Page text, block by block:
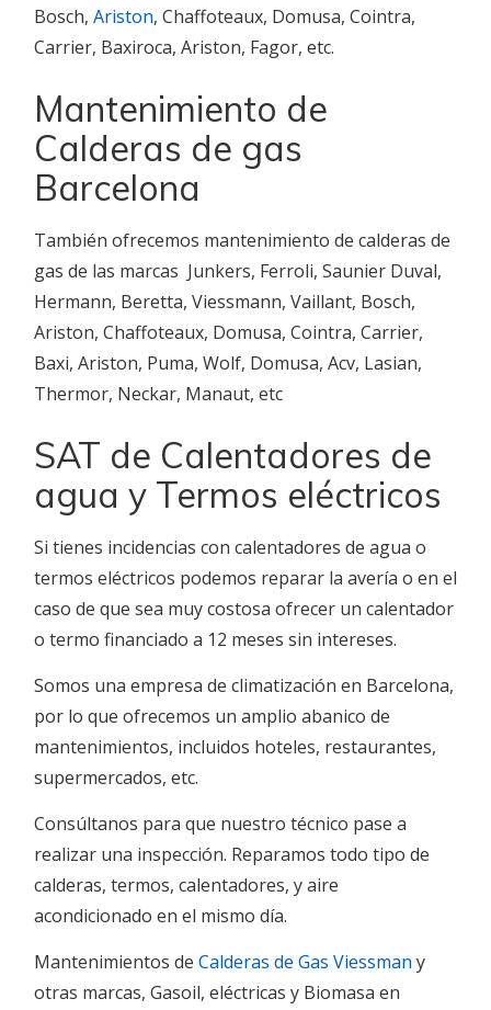
Bosch, Ariston, Chaffoteaux, Domusa, Cointra,
Carrier, Baxiroca, Ariston, Fagor, etc.
Mantenimiento de
Calderas de gas
Barcelona
También ofrecemos mantenimiento de calderas de
gas de las marcas Junkers, Ferroli, Saunier Duval,
Hermann, Beretta, Viessmann, Vaillant, Bosch,
Ariston, Chaffoteaux, Domusa, Cointra, Carrier,
Baxi, Ariston, Puma, Wolf, Domusa, Acv, Lasian,
Thermor, Neckar, Manaut, etc
SAT de Calentadores de
agua y Termos eléctricos
Si tienes incidencias con calentadores de agua o
termos eléctricos podemos reparar la avería o en el
caso de que sea muy costosa ofrecer un calentador
o termo financiado a 12 meses sin intereses.
Somos una empresa de climatización en Barcelona,
por lo que ofrecemos un amplio abanico de
mantenimientos, incluidos hoteles, restaurantes,
supermercados, etc.
Consúltanos para que nuestro técnico pase a
realizar una inspección. Reparamos todo tipo de
calderas, termos, calentadores, y aire
acondicionado en el mismo día.
Mantenimientos de Calderas de Gas Viessman y
otras marcas, Gasoil, eléctricas y Biomasa en